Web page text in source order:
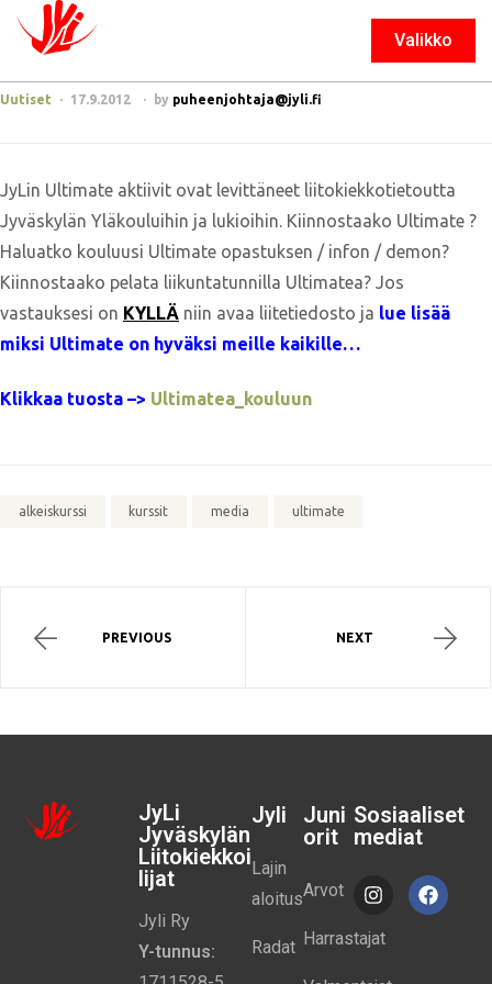
Valikko
Sulje
Uutiset 17.9.2012 by puheenjohtaja@jyli.fi
JyLin Ultimate aktiivit ovat levittäneet liitokiekkotietoutta
Jyväskylän Yläkouluihin ja lukioihin. Kiinnostaako Ultimate ?
Haluatko kouluusi Ultimate opastuksen / infon / demon?
Kiinnostaako pelata liikuntatunnilla Ultimatea? Jos
vastauksesi on KYLLÄ niin avaa liitetiedosto ja lue lisää
miksi Ultimate on hyväksi meille kaikille…
Klikkaa tuosta –> Ultimatea_kouluun
alkeiskurssi kurssit media ultimate
PREVIOUS NEXT
JyLi
Jyväskylän
Liitokiekkoi
lijat
Jyli Ry
Y-tunnus:
Jyli
Lajin
aloitus
Radat
Juni
orit
Arvot
Harrastajat
Sosiaaliset
mediat